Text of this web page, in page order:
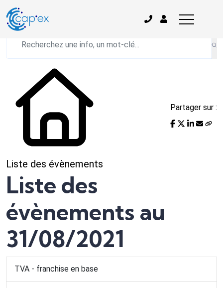
L'actualité du mois
Liste des évènements
Partager sur :
Liste des
évènements au
31/08/2021
TVA - franchise en base